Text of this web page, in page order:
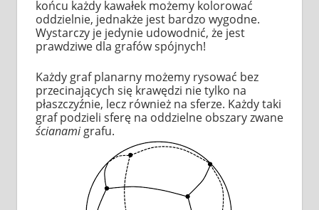
końcu każdy kawałek możemy kolorować
oddzielnie, jednakże jest bardzo wygodne.
Wystarczy je jedynie udowodnić, że jest
prawdziwe dla grafów spójnych!
Każdy graf planarny możemy rysować bez
przecinających się krawędzi nie tylko na
płaszczyźnie, lecz również na sferze. Każdy taki
graf podzieli sferę na oddzielne obszary zwane
ścianamigrafu.